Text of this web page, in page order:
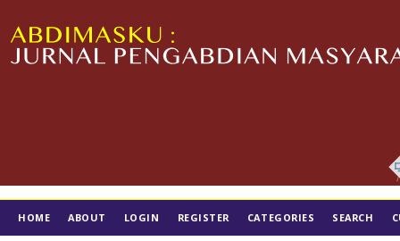
HOME ABOUT LOGIN REGISTER CATEGORIES SEARCH